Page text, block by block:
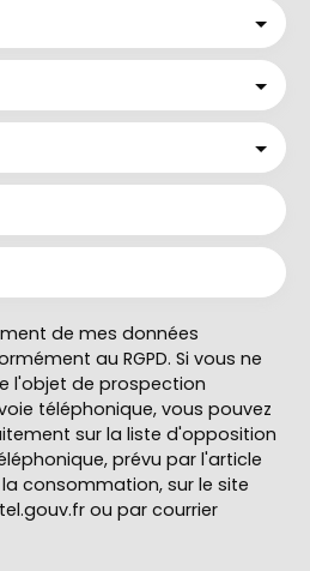
de mes données
au RGPD. Si vous ne
l'objet de prospection
téléphonique, vous pouvez
sur la liste d'opposition
prévu par l'article
la consommation, sur le site
ou par courrier